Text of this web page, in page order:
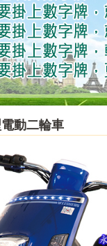
動二輪車